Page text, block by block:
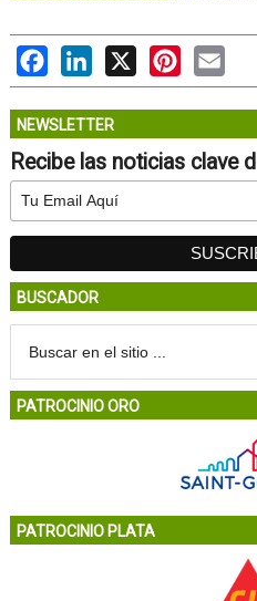
FacebookLinkedIn
X PinterestEmail
NEWSLETTER
Recibe las noticias clave
BUSCADOR
PATROCINIO ORO
PATROCINIO PLATA